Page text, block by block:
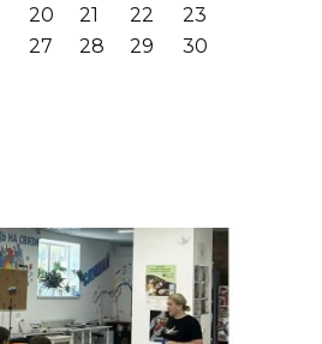
20 21 22
23
27 28 29
30